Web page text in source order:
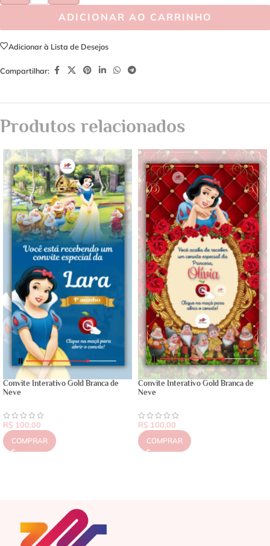
ADICIONAR AO CARRINHO
Adicionar à Lista de Desejos
Compartilhar:
Produtos relacionados
Convite Interativo Gold Branca de
Neve
R$ 100,00
COMPRAR
Convite Interativo Gold Branca de
Neve
R$ 100,00
COMPRAR